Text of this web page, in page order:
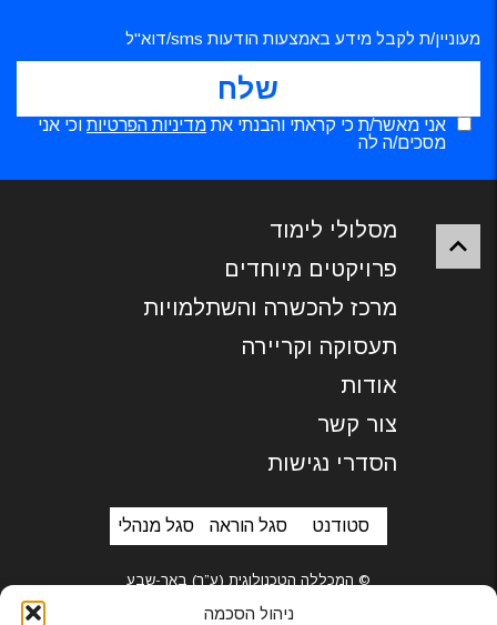
ניהול הסכמה
מעוניין/ת לקבל מידע באמצעות הודעות sms/דוא"ל
אני מאשר/ת כי קראתי והבנתי את מדיניות הפרטיות וכי אני
מסכים/ה לה
מסלולי לימוד
פרויקטים מיוחדים
מרכז להכשרה והשתלמויות
תעסוקה וקריירה
אודות
צור קשר
הסדרי נגישות
סטודנט סגל הוראה סגל מנהלי
© המכללה הטכנולוגית (ע”ר) באר-שבע